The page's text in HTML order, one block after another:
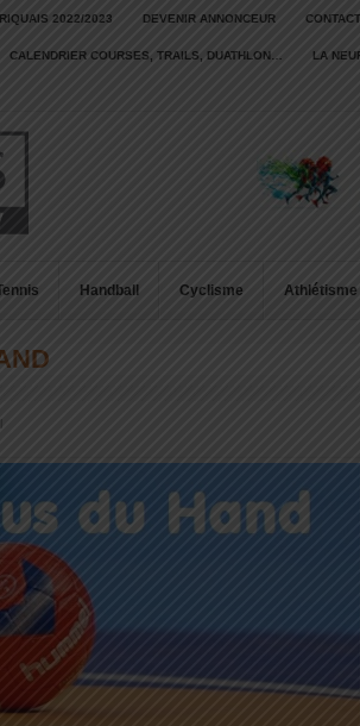
2022/2023 DEVENIR ANNONCEUR CONTACT
CALENDRIER COURSES, TRAILS, DUATHLON… LA
Handball Cyclisme Athlétisme